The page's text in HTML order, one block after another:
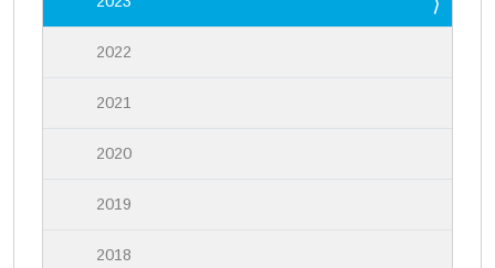
2022
2021
2020
2019
2018